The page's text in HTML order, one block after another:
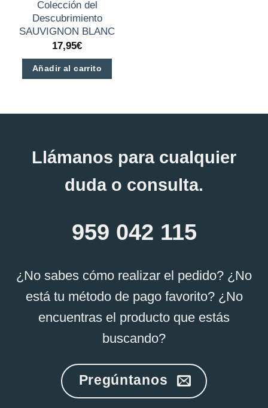
Colección del
Descubrimiento
SAUVIGNON BLANC
17,95€
Añadir al carrito
Llámanos para cualquier
duda o consulta.
959 042 115
¿No sabes cómo realizar el pedido? ¿No
está tu método de pago favorito? ¿No
encuentras el producto que estás
buscando?
Pregúntanos